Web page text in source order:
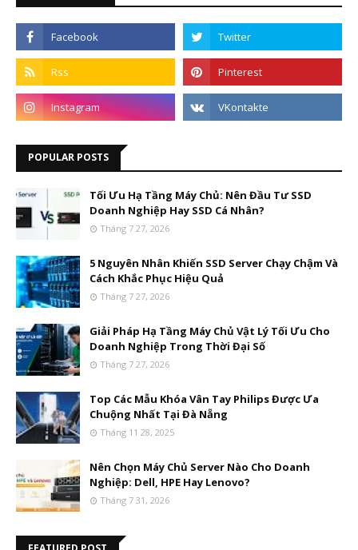
POPULAR POSTS
Tối Ưu Hạ Tầng Máy Chủ: Nên Đầu Tư SSD
Doanh Nghiệp Hay SSD Cá Nhân?
Tháng 7 27, 2026
5 Nguyên Nhân Khiến SSD Server Chạy Chậm Và
Cách Khắc Phục Hiệu Quả
Tháng 7 27, 2026
Giải Pháp Hạ Tầng Máy Chủ Vật Lý Tối Ưu Cho
Doanh Nghiệp Trong Thời Đại Số
Tháng 7 27, 2026
Top Các Mẫu Khóa Vân Tay Philips Được Ưa
Chuộng Nhất Tại Đà Nẵng
Tháng 11 28, 2025
Nên Chọn Máy Chủ Server Nào Cho Doanh
Nghiệp: Dell, HPE Hay Lenovo?
Tháng 7 31, 2026